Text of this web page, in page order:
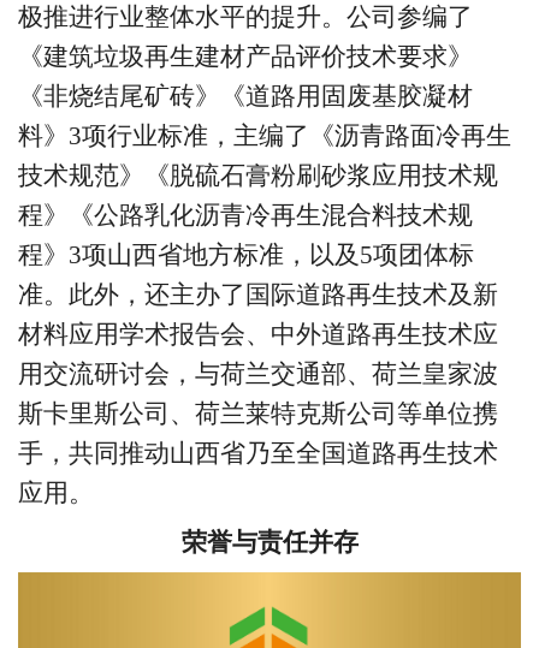
极推进行业整体水平的提升。公司参编了
《建筑垃圾再生建材产品评价技术要求》
《非烧结尾矿砖》《道路用固废基胶凝材
料》 3项行业标准，主编了《沥青路面冷再生
技术规范》《脱硫石膏粉刷砂浆应用技术规
程》《公路乳化沥青冷再生混合料技术规
程》3项山西省地方标准，以及5项团体标
准。此外，还主办了国际道路再生技术及新
材料应用学术报告会、中外道路再生技术应
用交流研讨会，与荷兰交通部、荷兰皇家波
斯卡里斯公司、荷兰莱特克斯公司等单位携
手，共同推动山西省乃至全国道路再生技术
应用。
荣誉与责任并存